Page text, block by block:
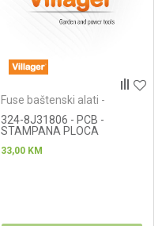
Fuse baštenski alati -
324-8J31806 - PCB -
STAMPANA PLOCA
33,00 KM